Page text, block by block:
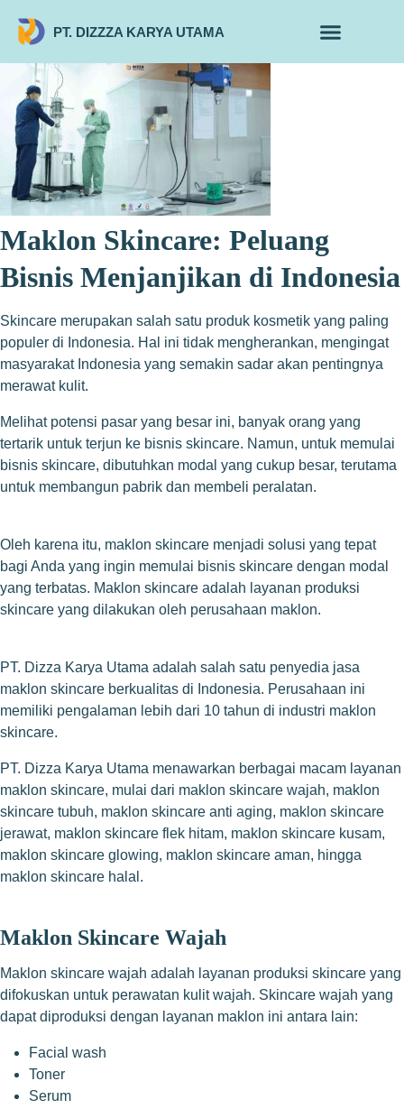
PT. DIZZZA KARYA UTAMA
Maklon Skincare: Peluang
Bisnis Menjanjikan di Indonesia
Skincare merupakan salah satu produk kosmetik yang paling
populer di Indonesia. Hal ini tidak mengherankan, mengingat
masyarakat Indonesia yang semakin sadar akan pentingnya
merawat kulit.
Melihat potensi pasar yang besar ini, banyak orang yang
tertarik untuk terjun ke bisnis skincare. Namun, untuk memulai
bisnis skincare, dibutuhkan modal yang cukup besar, terutama
untuk membangun pabrik dan membeli peralatan.
Oleh karena itu, maklon skincare menjadi solusi yang tepat
bagi Anda yang ingin memulai bisnis skincare dengan modal
yang terbatas. Maklon skincare adalah layanan produksi
skincare yang dilakukan oleh perusahaan maklon.
PT. Dizza Karya Utama adalah salah satu penyedia jasa
maklon skincare berkualitas di Indonesia. Perusahaan ini
memiliki pengalaman lebih dari 10 tahun di industri maklon
skincare.
PT. Dizza Karya Utama menawarkan berbagai macam layanan
maklon skincare, mulai dari maklon skincare wajah, maklon
skincare tubuh, maklon skincare anti aging, maklon skincare
jerawat, maklon skincare flek hitam, maklon skincare kusam,
maklon skincare glowing, maklon skincare aman, hingga
maklon skincare halal.
Maklon Skincare Wajah
Maklon skincare wajah adalah layanan produksi skincare yang
difokuskan untuk perawatan kulit wajah. Skincare wajah yang
dapat diproduksi dengan layanan maklon ini antara lain:
Facial wash
Toner
Serum